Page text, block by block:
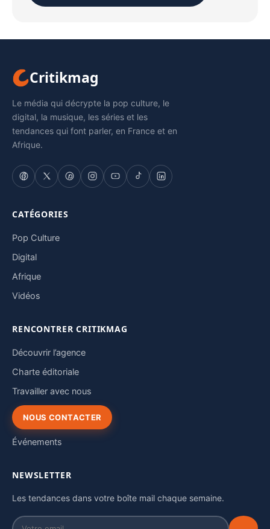
Critikmag
Le média qui décrypte la pop culture, le
digital, la musique, les séries et les
tendances qui font parler, en France et en
Afrique.
CATÉGORIES
Pop Culture
Digital
Afrique
Vidéos
RENCONTRER CRITIKMAG
Découvrir l’agence
Charte éditoriale
Travailler avec nous
NOUS CONTACTER
Événements
NEWSLETTER
Les tendances dans votre boîte mail chaque semaine.